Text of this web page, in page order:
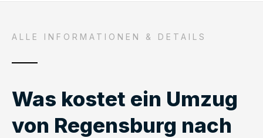
ALLE INFORMATIONEN & DETAILS
Was kostet ein Umzug
von Regensburg nach